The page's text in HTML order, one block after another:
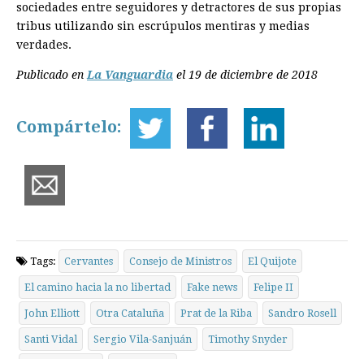
sociedades entre seguidores y detractores de sus propias
tribus utilizando sin escrúpulos mentiras y medias
verdades.
Publicado en La Vanguardia el 19 de diciembre de 2018
Compártelo:
Tags: Cervantes Consejo de Ministros El Quijote
El camino hacia la no libertad Fake news Felipe II
John Elliott Otra Cataluña Prat de la Riba Sandro Rosell
Santi Vidal Sergio Vila-Sanjuán Timo­thy Snyder